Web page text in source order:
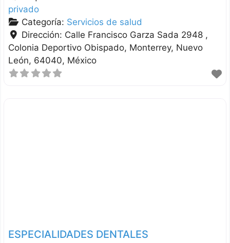
privado
Categoría: Servicios de salud
Dirección: Calle Francisco Garza Sada 2948 ,
Colonia Deportivo Obispado Monterrey Nuevo
León 64040 México
ESPECIALIDADES DENTALES